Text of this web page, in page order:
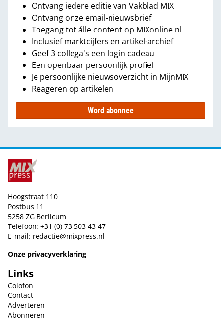
Ontvang iedere editie van Vakblad MIX
Ontvang onze email-nieuwsbrief
Toegang tot álle content op MIXonline.nl
Inclusief marktcijfers en artikel-archief
Geef 3 collega's een login cadeau
Een openbaar persoonlijk profiel
Je persoonlijke nieuwsoverzicht in MijnMIX
Reageren op artikelen
Word abonnee
Hoogstraat 110
Postbus 11
5258 ZG Berlicum
Telefoon: +31 (0) 73 503 43 47
E-mail: redactie@mixpress.nl
Onze privacyverklaring
Links
Colofon
Contact
Adverteren
Abonneren